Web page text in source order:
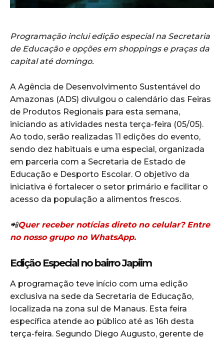
Programação inclui edição especial na Secretaria
de Educação e opções em shoppings e praças da
capital até domingo.
A Agência de Desenvolvimento Sustentável do
Amazonas (ADS) divulgou o calendário das Feiras
de Produtos Regionais para esta semana,
iniciando as atividades nesta terça-feira (05/05).
Ao todo, serão realizadas 11 edições do evento,
sendo dez habituais e uma especial, organizada
em parceria com a Secretaria de Estado de
Educação e Desporto Escolar. O objetivo da
iniciativa é fortalecer o setor primário e facilitar o
acesso da população a alimentos frescos.
📲Quer receber notícias direto no celular? Entre
no nosso grupo no WhatsApp.
Edição Especial no bairro Japiim
A programação teve início com uma edição
exclusiva na sede da Secretaria de Educação,
localizada na zona sul de Manaus. Esta feira
específica atende ao público até as 16h desta
terça-feira. Segundo Diego Augusto, gerente de